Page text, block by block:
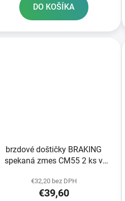
DO KOŠÍKA
brzdové doštičky BRAKING
spekaná zmes CM55 2 ks v
€32,20 bez DPH
€39,60